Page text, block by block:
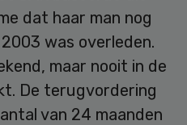
dat haar man nog
was overleden.
maar nooit in de
De terugvordering
van 24 maanden